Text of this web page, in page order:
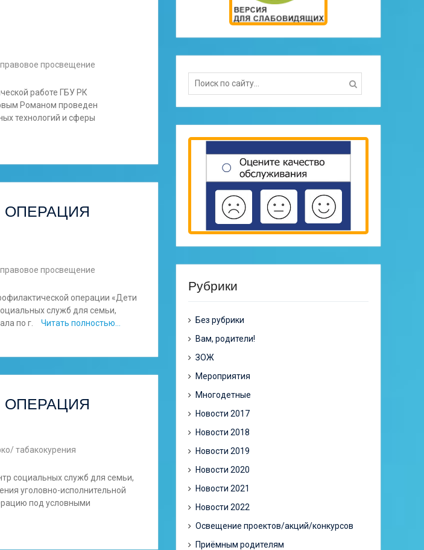
просвещение
работе ГБУ РК
Романом проведен
технологий и сферы
ОПЕРАЦИЯ
просвещение
операции «Дети
служб для семьи,
по г.
Читать полностью…
ОПЕРАЦИЯ
табакокурения
социальных служб для семьи,
уголовно-исполнительной
под условными
Search
for:
Рубрики
Без рубрики
Вам, родители!
ЗОЖ
Мероприятия
Многодетные
Новости 2017
Новости 2018
Новости 2019
Новости 2020
Новости 2021
Новости 2022
Освещение проектов/акций/конкурсов
Приёмным родителям